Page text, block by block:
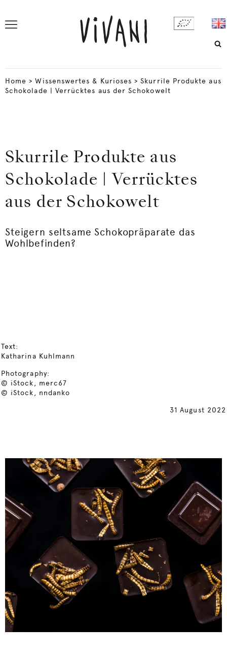
Home >Wissenswertes & Kurioses >Skurrile Produkte aus
Schokolade | Verrücktes aus der Schokowelt
Skurrile Produkte aus
Schokolade | Verrücktes
aus der Schokowelt
Steigern seltsame Schokopräparate das
Wohlbefinden?
Text:
Katharina Kuhlmann
Photography:
© iStock, merc67
© iStock, nndanko
31 August 2022